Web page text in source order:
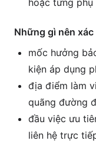
hoặc từng phụ
Những gì nên
mốc hưởng
kiện áp dụng
địa điểm làm
quãng đường
đầu việc ưu
liên hệ trực